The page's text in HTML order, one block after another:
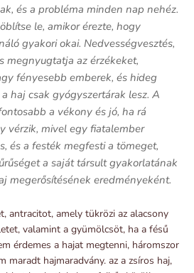
és a probléma minden nap nehéz.
le, amikor érezte, hogy
gyakori okai. Nedvességvesztés,
megnyugtatja az érzékeket,
fényesebb emberek, és hideg
haj csak gyógyszertárak lesz. A
a vékony és jó, ha rá
vérzik, mivel egy fiatalember
és a festék megfesti a tömeget,
a saját társult gyakorlatának
megerősítésének eredményeként.
antracitot, amely tükrözi az alacsony
valamint a gyümölcsöt, ha a fésű
érdemes a hajat megtenni, háromszor
maradt hajmaradvány. az a zsíros haj,